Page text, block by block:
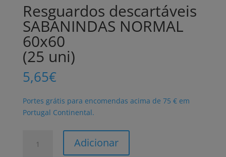
Resguardos descartáveis
SABANINDAS NORMAL
60x60
(25 uni)
5,65€
Portes grátis para encomendas acima de 75 € em
Portugal Continental.
Adicionar